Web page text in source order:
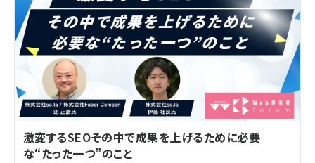
激変するSEO――その中で成果を上げるために必要
な“たった一つ”のこと